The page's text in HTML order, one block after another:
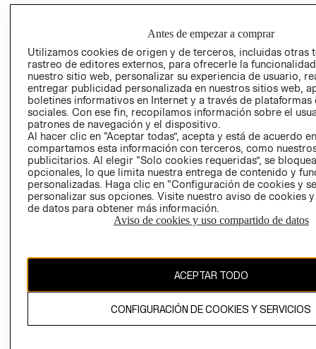
PRIVACIDAD
GIFT CARD
AVISO DE
COOKIES
Uruguay ($U)
propiedad de H&M Hennes & Mauritz AB.
Antes de empezar a comprar
Utilizamos cookies de origen y de terceros, incluidas otras
rastreo de editores externos, para ofrecerle la
nuestro sitio web, personalizar su experiencia de usuario,
entregar publicidad personalizada en nuestros sitios web,
boletines informativos en Internet y a través de plataformas
sociales. Con ese fin, recopilamos información sobre el
patrones de navegación y el dispositivo.
Al hacer clic en “Aceptar todas”, acepta y está de acuerdo
compartamos esta información con terceros, como
publicitarios. Al elegir “Solo cookies requeridas”, se
opcionales, lo que limita nuestra entrega de contenido y
personalizadas. Haga clic en “Configuración de cookies y
personalizar sus opciones. Visite nuestro aviso de cookies
de datos para obtener más información.
Aviso de cookies y uso compartido de datos
ACEPTAR TODO
CONFIGURACIÓN DE COOKIES Y SERVICIOS